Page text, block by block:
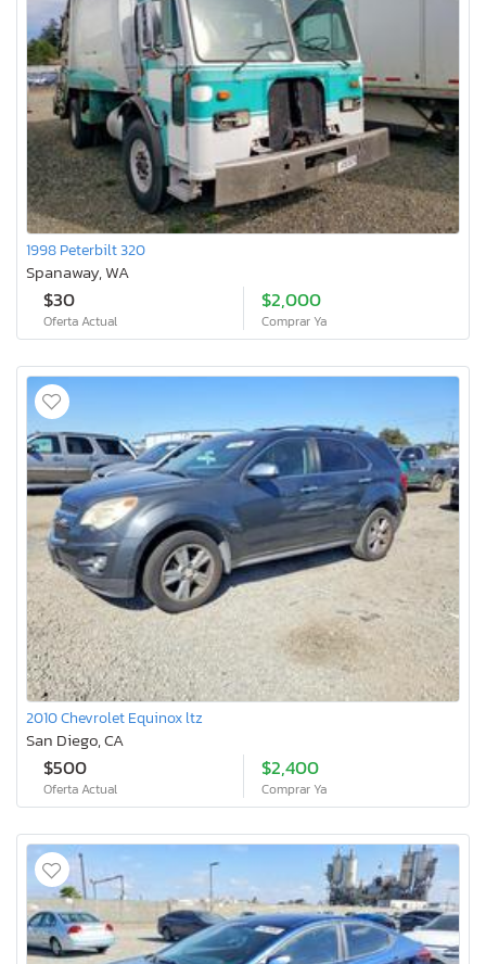
1998 Peterbilt 320
Spanaway, WA
$30
Oferta Actual
$2,000
Comprar Ya
2010 Chevrolet Equinox ltz
San Diego, CA
$500
Oferta Actual
$2,400
Comprar Ya